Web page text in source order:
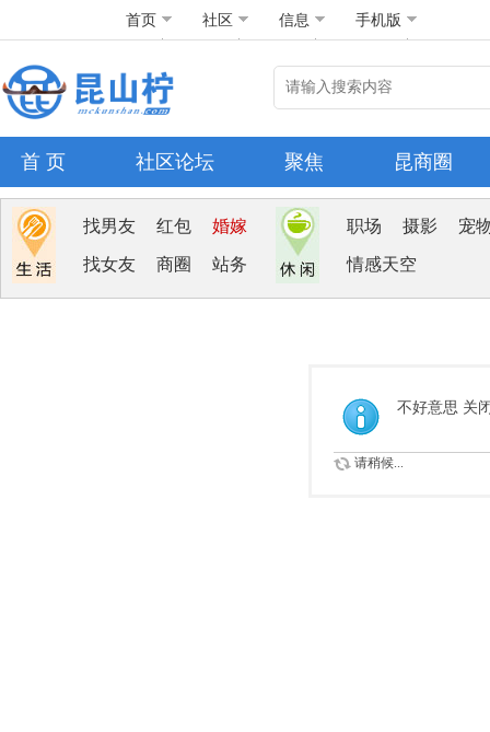
首页 社区 信息 手机版
首 页 社区论坛 聚焦 昆商圈
找男友 红包 婚嫁
找女友 商圈 站务
职场 摄影 宠
情感天空
不好意思 关
请稍候...